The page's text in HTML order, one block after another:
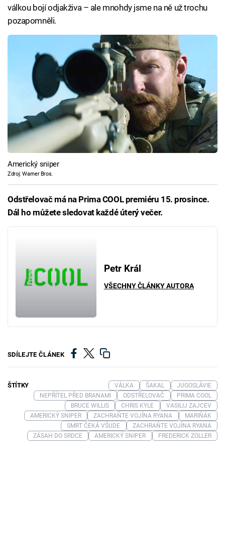
válkou bojí odjakživa – ale mnohdy jsme na ně už trochu
pozapomněli.
Americký sniper
Zdroj: Warner Bros.
Odstřelovač má na Prima COOL premiéru 15. prosince.
Dál ho můžete sledovat každé úterý večer.
Petr Král
VŠECHNY ČLÁNKY AUTORA
SDÍLEJTE ČLÁNEK
ŠTÍTKY VÁLKA ŠAKAL
JUGOSLÁVIE
NEPŘÍTEL PŘED BRANAMI
ODSTŘELOVAČ
PRIMA COOL
BRUCE WILLIS
CHRIS KYLE
VASILIJ ZAJCEV
AMERICKÝ SNIPER
ZACHRAŇTE VOJÍNA RYANA
MARIŇÁK
SMRT ČEKÁ VŠUDE
ZACHRAŇTE VOJÍNA RYANA
ZÁSAH DO SRDCE
AMERICKÝ SNIPER FREDERICK ZOLLER